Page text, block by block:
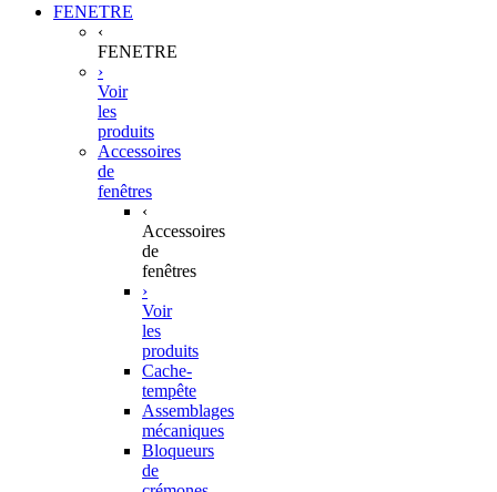
FENETRE
‹
FENETRE
›
Voir
les
produits
Accessoires
de
fenêtres
‹
Accessoires
de
fenêtres
›
Voir
les
produits
Cache-
tempête
Assemblages
mécaniques
Bloqueurs
de